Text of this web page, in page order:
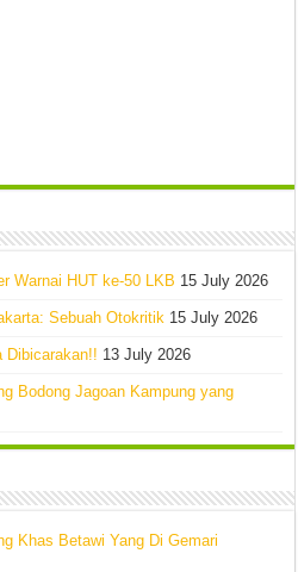
Warnai HUT ke-50 LKB 15 July 2026
Sebuah Otokritik 15 July 2026
Dibicarakan!! 13 July 2026
Bodong Jagoan Kampung yang
Khas Betawi Yang Di Gemari